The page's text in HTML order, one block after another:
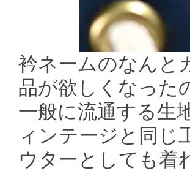
衿ネームのなんと
品が欲しくなった
一般に流通する生
ィンテージと同じ
ウターとしても着